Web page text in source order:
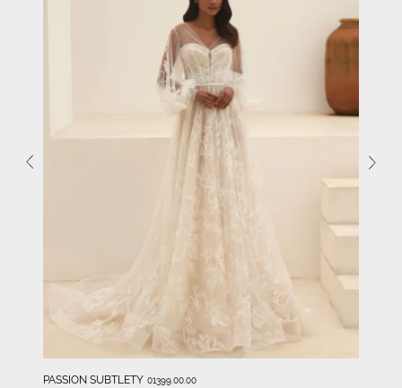
PASSION SUBTLETY 01399.00.00